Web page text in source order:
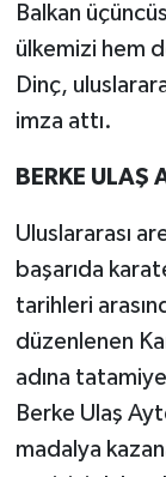
Balkan
ülkemizi hem
Dinç,
imza attı.
BERKE ULAŞ
Uluslararası
başarıda
tarihleri
düzenlenen
adına
Berke Ulaş
madalya